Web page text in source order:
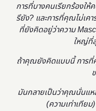
การที่บางคนเรียกร้องให้
รึยัง? และการที่คุณไม่เค
ที่ยังคิดอยู่ว่าความ
ใหญ่ที่
ถ้าคุณยังคิดแบบนี้ การที่
มันกลายเป็นว่าคุณนั่นแห
(ความเท่าเทียม